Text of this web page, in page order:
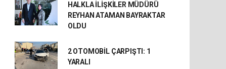
HALKLA İLİŞKİLER MÜDÜRÜ
REYHAN ATAMAN BAYRAKTAR
OLDU
2 OTOMOBİL ÇARPIŞTI: 1
YARALI